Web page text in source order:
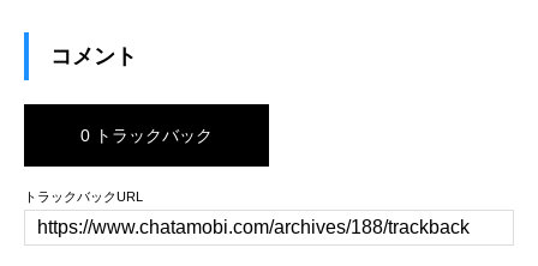
コメント
0 トラックバック
トラックバックURL